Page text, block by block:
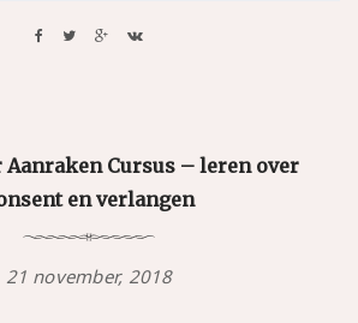
Aanraken Cursus – leren over
en verlangen
21 november, 2018